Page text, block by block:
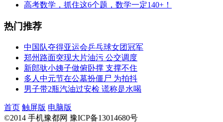
高考数学，抓住这6个题，数学一定140+！
热门推荐
中国队夺得亚运会乒乓球女团冠军
郑州路面突现大片油污 公交调度
新郎驮小姨子做俯卧撑 支撑不住
多人中元节在公墓扮僵尸 为拍抖
男子带2瓶汽油过安检 谎称是水喝
首页 触屏版 电脑版
©2014 手机豫都网 豫ICP备13014680号